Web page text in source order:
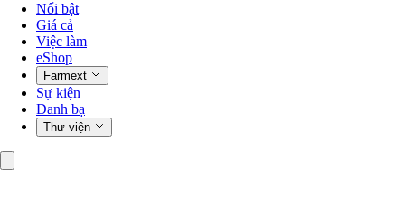
Nổi bật
Giá cả
Việc làm
eShop
Farmext
Sự kiện
Danh bạ
Thư viện